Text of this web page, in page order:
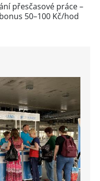
přesčasové práce –
50–100 Kč/hod